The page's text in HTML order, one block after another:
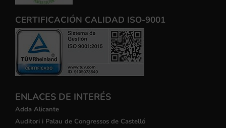
CERTIFICACIÓN CALIDAD ISO-9001
ENLACES DE INTERÉS
Adda Alicante
Auditori i Palau de Congressos de Castelló